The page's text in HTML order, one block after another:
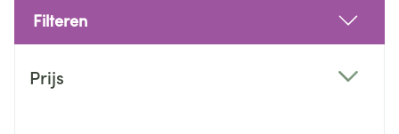
Filteren
Prijs